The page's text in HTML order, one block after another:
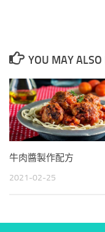
YOU MAY ALSO
牛肉醬製作配方
2021-02-25